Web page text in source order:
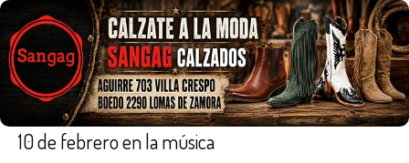
10 de febrero en la música